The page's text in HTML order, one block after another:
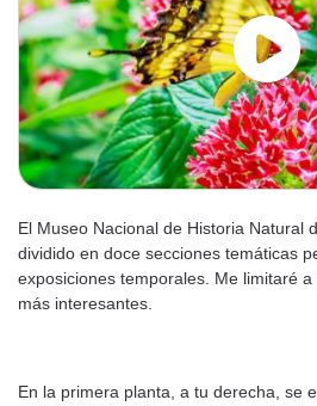
El Museo Nacional de Historia Natural
dividido en doce secciones temáticas
exposiciones temporales. Me limitaré
más interesantes.
En la primera planta, a tu derecha, se